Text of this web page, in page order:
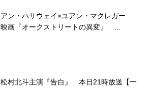
アン・ハサウェイ×ユアン・マクレガー
映画『オークストリートの異変』 ...
松村北斗主演『告白』 本日21時放送【一